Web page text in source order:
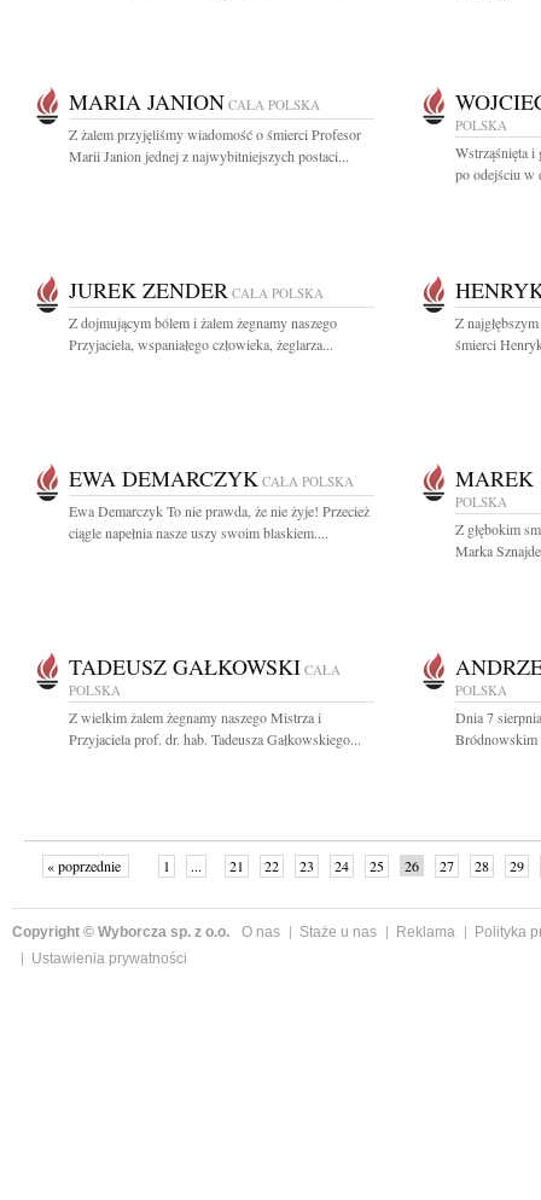
MARIA JANION CAŁA POLSKA
Z żalem przyjęliśmy wiadomość o śmierci Profesor
Marii Janion jednej z najwybitniejszych postaci...
POLSKA
Wstrząśnięta i
po odejściu w
JUREK ZENDER CAŁA POLSKA
Z dojmującym bólem i żalem żegnamy naszego
Przyjaciela, wspaniałego człowieka, żeglarza...
Z
śmierci
EWA DEMARCZYK CAŁA POLSKA
Ewa Demarczyk To nie prawda, że nie żyje! Przecież
ciągle napełnia nasze uszy swoim blaskiem....
MAREK
POLSKA
Z głębokim
Marka
TADEUSZ GAŁKOWSKI CAŁA
POLSKA
Z wielkim żalem żegnamy naszego Mistrza i
Przyjaciela prof. dr. hab. Tadeusza Gałkowskiego...
POLSKA
Dnia 7
Bródnowskim
« poprzednie 1 ... 21 22 23 24 25 26 27 28
29
Copyright © Wyborcza sp. z o.o. O nas Staże u nas Reklama
Polityka
Ustawienia prywatności